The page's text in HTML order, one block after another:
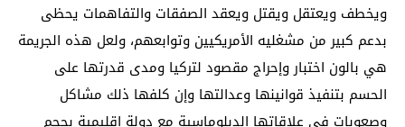
ويخطف ويعتقل ويقتل ويعقد الصفقات والتفاهمات يحظى
بدعم كبير من مشغليه الأمريكيين وتوابعهم، ولعل هذه الجريمة
هي بالون اختبار وإحراج مقصود لتركيا ومدى قدرتها على
الحسم بتنفيذ قوانينها وعدالتها وإن كلفها ذلك مشاكل
وصعوبات في علاقاتها الدبلوماسية مع دولة إقليمية بحجم